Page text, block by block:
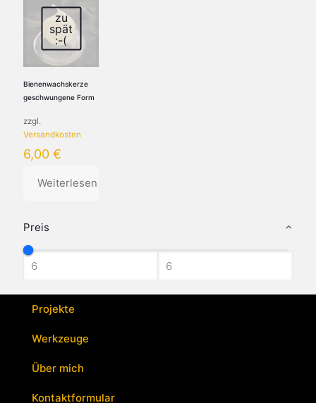
Preis
zu
spät
:-(
Bienenwachskerze
geschwungene Form
zzgl.
Versandkosten
6,00 €
Weiterlesen
Projekte
Werkzeuge
Über mich
Kontaktformular